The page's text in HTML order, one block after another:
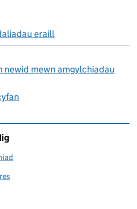
eraill
newid mewn amgylchiadau